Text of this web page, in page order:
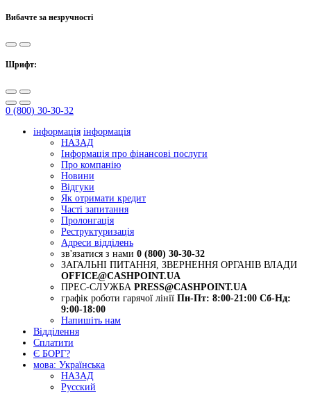
Вибачте за незручності
Шрифт:
0 (800) 30-30-32
інформація інформація
НАЗАД
Інформація про фінансові послуги
Про компанію
Новини
Відгуки
Як отримати кредит
Часті запитання
Пролонгація
Реструктуризація
Адреси відділень
зв'язатися з нами 0 (800) 30-30-32
ЗАГАЛЬНІ ПИТАННЯ, ЗВЕРНЕННЯ ОРГАНІВ ВЛАДИ
OFFICE@CASHPOINT.UA
ПРЕС-СЛУЖБА PRESS@CASHPOINT.UA
графік роботи гарячої лінії Пн-Пт: 8:00-21:00 Сб-Нд:
9:00-18:00
Напишіть нам
Відділення
Сплатити
Є БОРГ?
мова: Українська
НАЗАД
Русский